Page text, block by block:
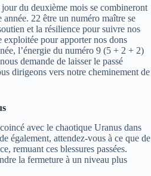
du deuxième mois se combineront
22 être un numéro maître se
et la résilience pour suivre nos
exploitée pour apporter nos dons
l’énergie du numéro 9 (5 + 2 + 2)
demande de laisser le passé
dirigeons vers notre cheminement de
avec le chaotique Uranus dans
également, attendez-vous à ce que de
remuant ces blessures passées.
la fermeture à un niveau plus